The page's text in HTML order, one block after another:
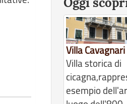
Villa Cavagnari
Villa storica di
esempio